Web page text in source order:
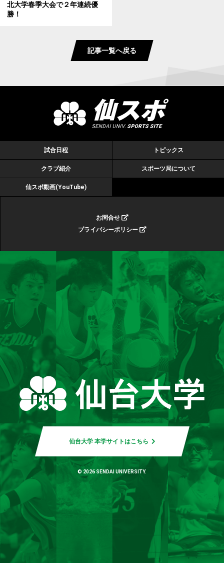
北大学春季大会で２年連続優
勝！
記事一覧へ戻る
試合日程 トピックス
クラブ紹介 スポーツ局について
仙スポ動画(YouTube)
お問合せ
プライバシーポリシー
仙台大学 本学サイトはこちら
© 2026 SENDAI UNIVERSITY.